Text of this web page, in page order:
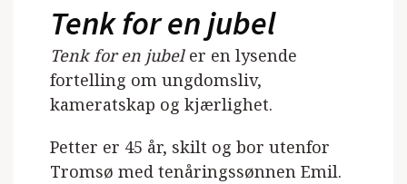
Tenk for en jubel
Tenk for en jubeler en lysende
fortelling om ungdomsliv,
kameratskap og kjærlighet.
Petter er 45 år, skilt og bor utenfor
Tromsø med tenåringssønnen Emil.